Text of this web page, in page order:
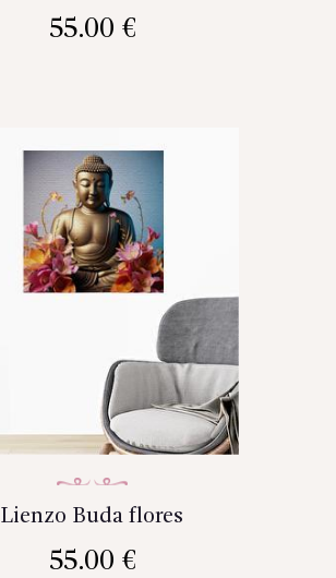
55.00 €
Lienzo Buda flores
55.00 €